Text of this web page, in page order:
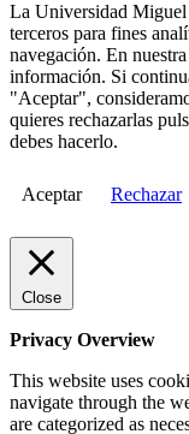
La Universidad
terceros para fines
navegación. En nuestra
información. Si
"Aceptar",
quieres rechazarlas
debes hacerlo.
Aceptar Rechazar
Close
Privacy Overview
This website uses
navigate through the
are categorized as